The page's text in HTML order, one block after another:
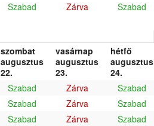
Szabad Zárva Szabad
szombat
augusztus
22.
vasárnap
augusztus
23.
hétfő
augusztus
24.
Szabad Zárva
Szabad
Szabad Zárva
Szabad
Szabad Zárva
Szabad